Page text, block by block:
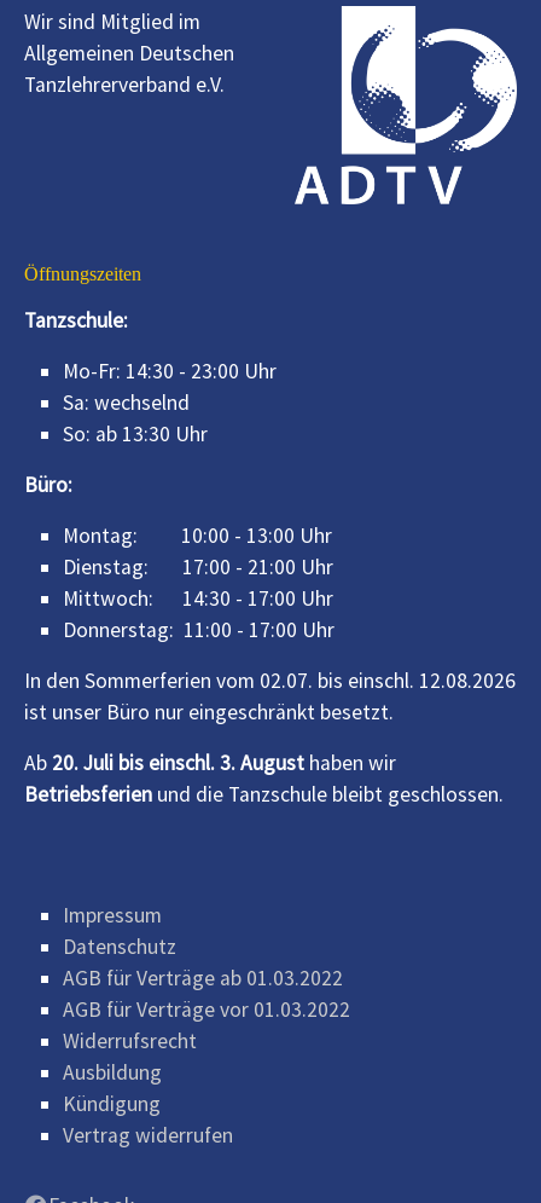
Wir sind Mitglied im
Allgemeinen Deutschen
Tanzlehrerverband e.V.
Öffnungszeiten
Tanzschule:
Mo-Fr: 14:30 - 23:00 Uhr
Sa: wechselnd
So: ab 13:30 Uhr
Büro:
Montag: 10:00 - 13:00 Uhr
Dienstag: 17:00 - 21:00 Uhr
Mittwoch: 14:30 - 17:00 Uhr
Donnerstag: 11:00 - 17:00 Uhr
In den Sommerferien vom 02.07. bis einschl. 12.08.2026
ist unser Büro nur eingeschränkt besetzt.
Ab 20. Juli bis einschl. 3. August haben wir
Betriebsferien und die Tanzschule bleibt geschlossen.
Impressum
Datenschutz
AGB für Verträge ab 01.03.2022
AGB für Verträge vor 01.03.2022
Widerrufsrecht
Ausbildung
Kündigung
Vertrag widerrufen